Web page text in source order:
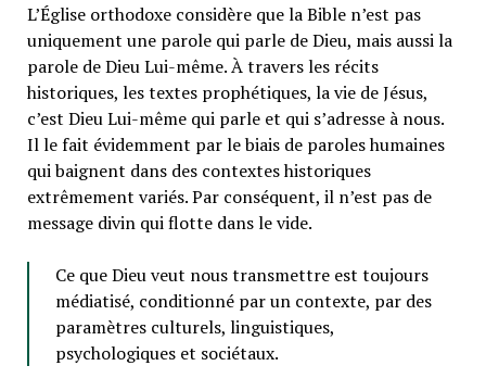
L’Église orthodoxe considère que la Bible n’est pas
uniquement une parole qui parle de Dieu, mais aussi la
parole de Dieu Lui-même. À travers les récits
historiques, les textes prophétiques, la vie de Jésus,
c’est Dieu Lui-même qui parle et qui s’adresse à nous.
Il le fait évidemment par le biais de paroles humaines
qui baignent dans des contextes historiques
extrêmement variés. Par conséquent, il n’est pas de
message divin qui flotte dans le vide.
Ce que Dieu veut nous transmettre est toujours
médiatisé, conditionné par un contexte, par des
paramètres culturels, linguistiques,
psychologiques et sociétaux.